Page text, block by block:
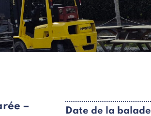
–
Date de la balade